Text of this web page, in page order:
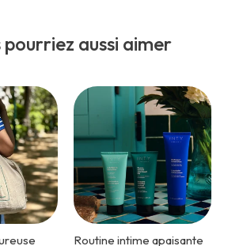
pourriez aussi aimer
Routine intime apaisante
-25% pour